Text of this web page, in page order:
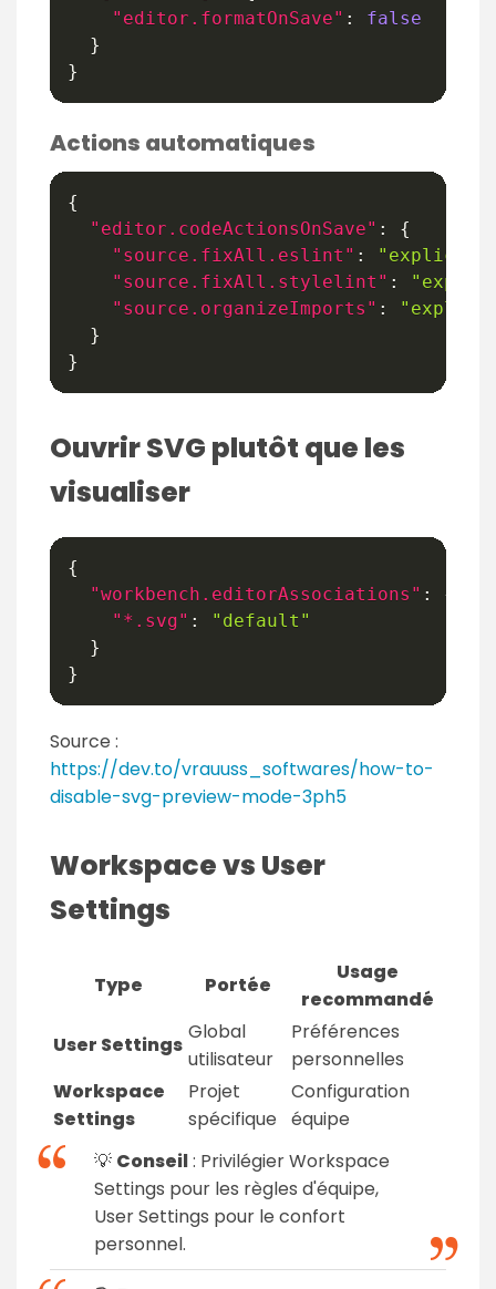
"editor.formatOnSave" :
false
}
}
Actions automatiques
{
"editor.codeActionsOnSave" :
{
"source.fixAll.eslint" : "explicit"
"source.fixAll.stylelint" :
"source.organizeImports" :
}
}
Ouvrir SVG plutôt que les
visualiser
{
"workbench.editorAssociations" :
{
"*.svg" :
"default"
}
}
Source :
https://dev.to/vrauuss_softwares/how-to-
disable-svg-preview-mode-3ph5
Workspace vs User
Settings
Type Portée
Usage
recommandé
User Settings
Global
utilisateur
Préférences
personnelles
Workspace
Settings
Projet
spécifique
Configuration
équipe
💡 Conseil: Privilégier Workspace
Settings pour les règles d'équipe,
User Settings pour le confort
personnel.